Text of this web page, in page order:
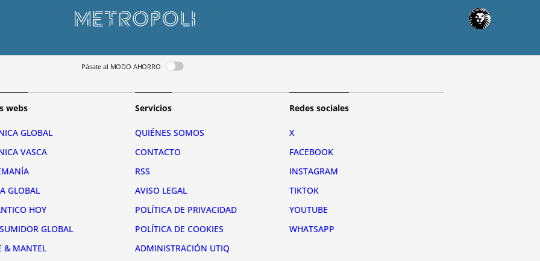
Pásate al MODO AHORRO
webs
GLOBAL
VASCA
GLOBAL
HOY
GLOBAL
& MANTEL
Servicios
QUIÉNES SOMOS
CONTACTO
RSS
AVISO LEGAL
POLÍTICA DE PRIVACIDAD
POLÍTICA DE COOKIES
ADMINISTRACIÓN UTIQ
Redes sociales
X
FACEBOOK
INSTAGRAM
TIKTOK
YOUTUBE
WHATSAPP